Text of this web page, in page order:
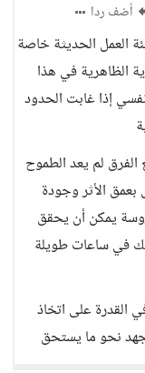
أضف ردا
العمل الحديثة خاصة
الظاهرية في هذا
إذا غابت الحدود
لم يعد الطموح
الأثر وجودة
يمكن أن يحقق
في ساعات طويلة
القدرة على اتخاذ
نحو ما يستحق